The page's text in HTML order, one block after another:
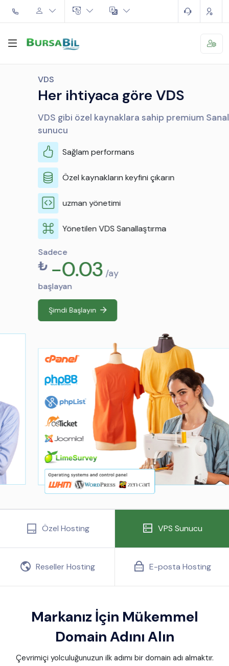
Her ihtiyaca göre VDS
VDS gibi özel kaynaklara sahip premium Sanal
Sağlam performans
Özel kaynakların keyfini çıkarın
uzman yönetimi
Yönetilen VDS Sanallaştırma
-0.03 /ay
başlayan
Şimdi Başlayın
Özel Hosting VPS Sunucu
Reseller Hosting E-posta Hosting
Markanız İçin Mükemmel
Domain Adını Alın
Çevrimiçi yolculuğunuzun ilk adımı bir domain adı almaktır.